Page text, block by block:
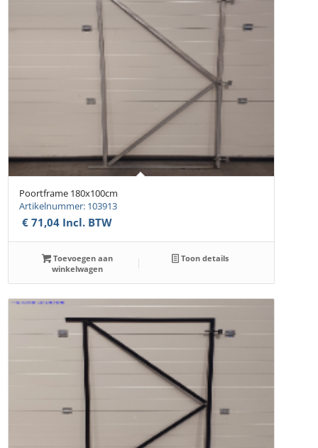
Poortframe 180x100cm
Artikelnummer: 103913
€ 71,04 Incl. BTW
Toevoegen aan
winkelwagen
Toon details